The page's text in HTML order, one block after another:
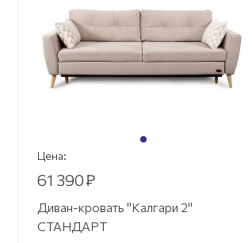
Цена:
61 390₽
Диван-кровать "Калгари 2"
СТАНДАРТ